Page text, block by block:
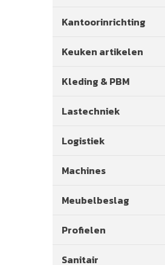
Kantoorinrichting
Keuken artikelen
Kleding & PBM
Lastechniek
Logistiek
Machines
Meubelbeslag
Profielen
Sanitair